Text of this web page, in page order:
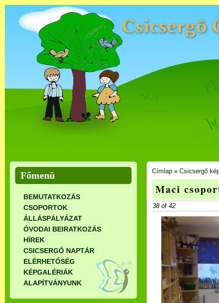
Főmenü
BEMUTATKOZÁS
CSOPORTOK
ÁLLÁSPÁLYÁZAT
ÓVODAI BEIRATKOZÁS
HÍREK
CSICSERGŐ NAPTÁR
ELÉRHETŐSÉG
KÉPGALÉRIÁK
ALAPÍTVÁNYUNK
Címlap » Csicsergő
Maci
38of 42